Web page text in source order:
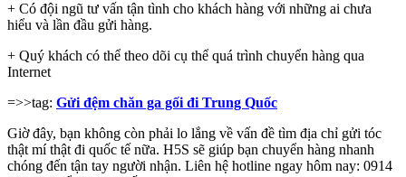
+ Có đội ngũ tư vấn tận tình cho khách hàng với những ai chưa
hiểu và lần đầu gửi hàng.
+ Quý khách có thể theo dõi cụ thể quá trình chuyển hàng qua
Internet
=>>tag: Gửi đệm chăn ga gối đi Trung Quốc
Giờ đây, bạn không còn phải lo lắng về vấn đề tìm địa chỉ gửi tóc
thật mí thật đi quốc tế nữa. H5S sẽ giúp bạn chuyển hàng nhanh
chóng đến tận tay người nhận. Liên hệ hotline ngay hôm nay: 0914